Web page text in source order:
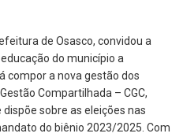
de Osasco, convidou a
do município a
compor a nova gestão dos
Compartilhada – CGC,
sobre as eleições nas
do biênio 2023/2025. Com